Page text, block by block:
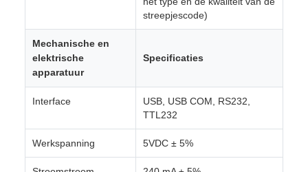
streepjescode)
Mechanische en
elektrische
apparatuur
Specificaties
Interface
USB, USB COM, RS232,
TTL232
Werkspanning 5VDC ± 5%